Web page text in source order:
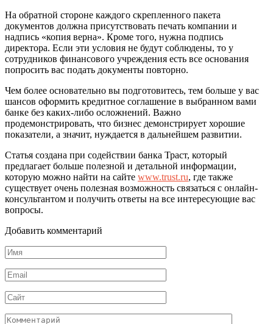
На обратной стороне каждого скрепленного пакета
документов должна присутствовать печать компании и
надпись «копия верна». Кроме того, нужна подпись
директора. Если эти условия не будут соблюдены, то у
сотрудников финансового учреждения есть все основания
попросить вас подать документы повторно.
Чем более основательно вы подготовитесь, тем больше у вас
шансов оформить кредитное соглашение в выбранном вами
банке без каких-либо осложнений. Важно
продемонстрировать, что бизнес демонстрирует хорошие
показатели, а значит, нуждается в дальнейшем развитии.
Статья создана при содействии банка Траст, который
предлагает больше полезной и детальной информации,
которую можно найти на сайте www.trust.ru, где также
существует очень полезная возможность связаться с онлайн-
консультантом и получить ответы на все интересующие вас
вопросы.
Добавить комментарий
Имя
*
Email
*
Сайт
Комментарий